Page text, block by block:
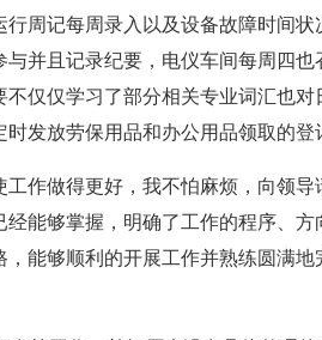
周记每周录入以及设备故障时间状
并且记录纪要，电仪车间每周四也
仅仅学习了部分相关专业词汇也对
发放劳保用品和办公用品领取的登
作做得更好，我不怕麻烦，向领导
能够掌握，明确了工作的程序、方
能够顺利的开展工作并熟练圆满地